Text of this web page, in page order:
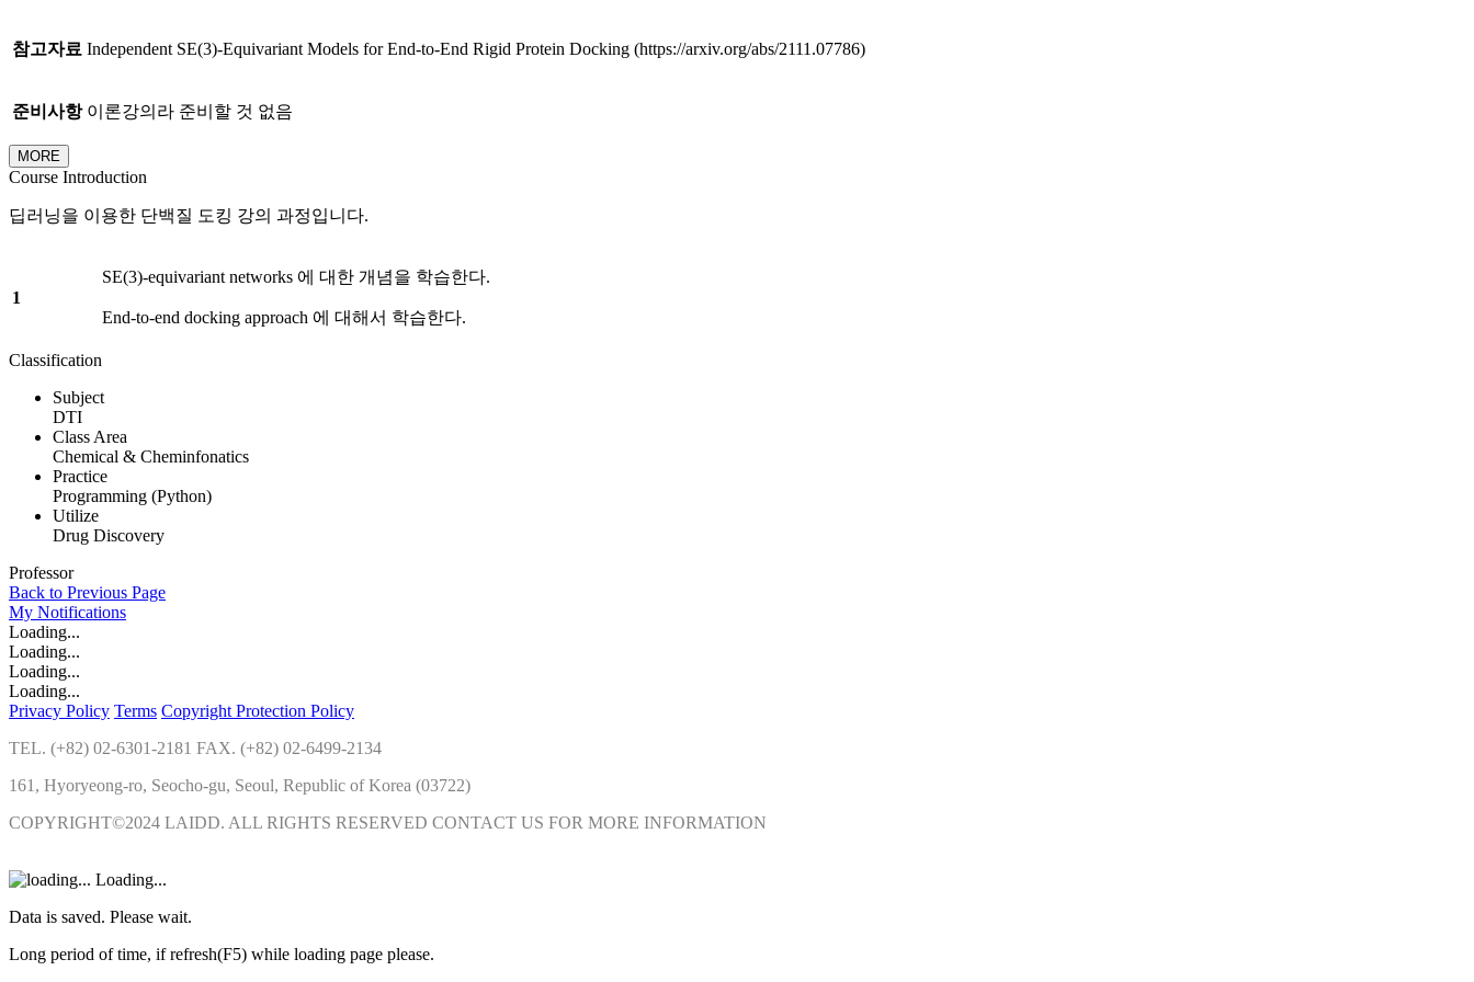
참고자료 Independent SE(3)-Equivariant Models for End-to-End Rigid Protein Docking (https://arxiv.org/abs/2111.07786)
준비사항 이론강의라 준비할 것 없음
MORE
Course Introduction
딥러닝을 이용한 단백질 도킹 강의 과정입니다.
1
SE(3)-equivariant networks 에 대한 개념을 학습한다.
End-to-end docking approach 에 대해서 학습한다.
Classification
Subject
DTI
Class Area
Chemical & Cheminfonatics
Practice
Programming (Python)
Utilize
Drug Discovery
Professor
Back to Previous Page
My Notifications
Loading...
Loading...
Loading...
Loading...
Privacy Policy Terms Copyright Protection Policy
TEL. (+82) 02-6301-2181 FAX. (+82) 02-6499-2134
161, Hyoryeong-ro, Seocho-gu, Seoul, Republic of Korea (03722)
COPYRIGHT©2024 LAIDD. ALL RIGHTS RESERVED CONTACT US FOR MORE INFORMATION
Loading...
Data is saved. Please wait.
Long period of time, if refresh(F5) while loading page please.